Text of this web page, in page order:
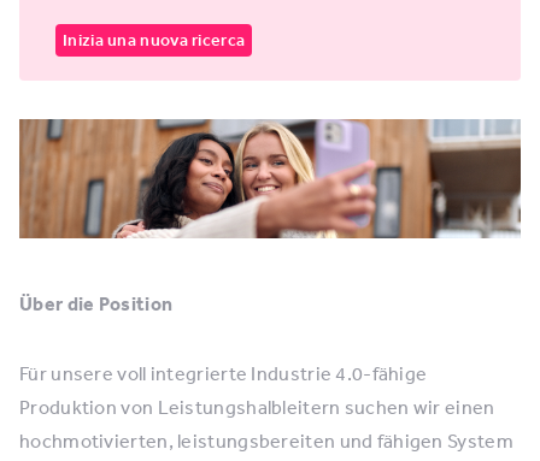
Inizia una nuova ricerca
Über die Position
Für unsere voll integrierte Industrie 4.0-fähige
Produktion von Leistungshalbleitern suchen wir einen
hochmotivierten, leistungsbereiten und fähigen System